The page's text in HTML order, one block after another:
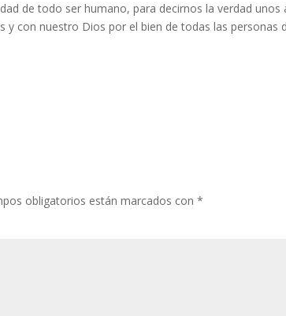
de todo ser humano, para decirnos la verdad unos
con nuestro Dios por el bien de todas las personas
obligatorios están marcados con*